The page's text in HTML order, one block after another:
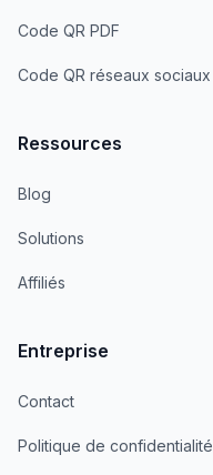
Code QR PDF
Code QR réseaux sociaux
Ressources
Blog
Solutions
Affiliés
Entreprise
Contact
Politique de confidentialité